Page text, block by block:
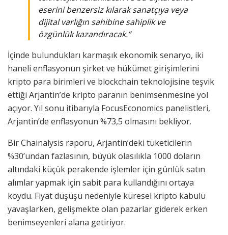
eserini benzersiz kılarak sanatçıya veya
dijital varlığın sahibine sahiplik ve
özgünlük kazandıracak.”
İçinde bulundukları karmaşık ekonomik senaryo, iki
haneli enflasyonun şirket ve hükümet girişimlerini
kripto para birimleri ve blockchain teknolojisine teşvik
ettiği Arjantin’de kripto paranın benimsenmesine yol
açıyor. Yıl sonu itibarıyla FocusEconomics panelistleri,
Arjantin’de enflasyonun %73,5 olmasını bekliyor.
Bir Chainalysis raporu, Arjantin’deki tüketicilerin
%30’undan fazlasının, büyük olasılıkla 1000 doların
altındaki küçük perakende işlemler için günlük satın
alımlar yapmak için sabit para kullandığını ortaya
koydu. Fiyat düşüşü nedeniyle küresel kripto kabulü
yavaşlarken, gelişmekte olan pazarlar giderek erken
benimseyenleri alana getiriyor.